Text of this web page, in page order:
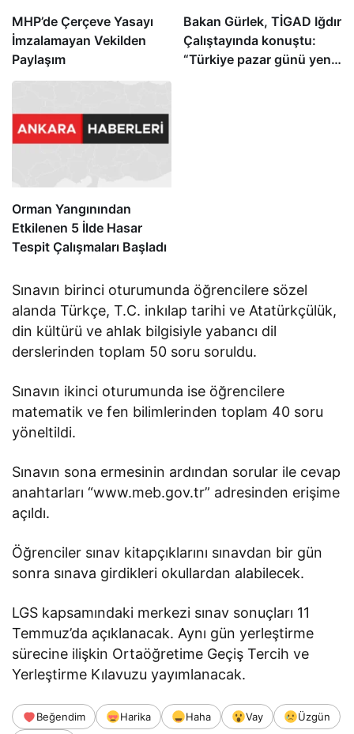
MHP’de Çerçeve Yasayı
İmzalamayan Vekilden
Paylaşım
Bakan Gürlek, TİGAD Iğdır
Çalıştayında konuştu:
“Türkiye pazar günü yeni
Orman Yangınından
Etkilenen 5 İlde Hasar
Tespit Çalışmaları Başladı
Sınavın birinci oturumunda öğrencilere sözel
alanda Türkçe, T.C. inkılap tarihi ve Atatürkçülük,
din kültürü ve ahlak bilgisiyle yabancı dil
derslerinden toplam 50 soru soruldu.
Sınavın ikinci oturumunda ise öğrencilere
matematik ve fen bilimlerinden toplam 40 soru
yöneltildi.
Sınavın sona ermesinin ardından sorular ile cevap
anahtarları “www.meb.gov.tr” adresinden erişime
açıldı.
Öğrenciler sınav kitapçıklarını sınavdan bir gün
sonra sınava girdikleri okullardan alabilecek.
LGS kapsamındaki merkezi sınav sonuçları 11
Temmuz’da açıklanacak. Aynı gün yerleştirme
sürecine ilişkin Ortaöğretime Geçiş Tercih ve
Yerleştirme Kılavuzu yayımlanacak.
Beğendim Harika Haha Vay
Üzgün